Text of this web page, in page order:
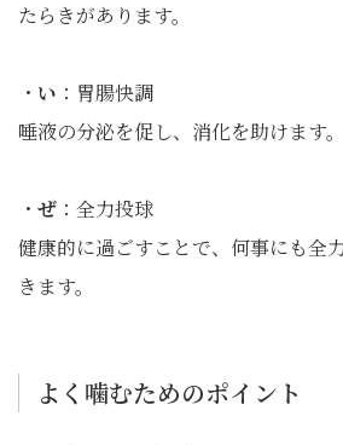
たらきがあります。
・ い ：胃腸快調
唾液の分泌を促し、消化を助けます。
・ ぜ ：全力投球
健康的に過ごすことで、何事にも全
きます。
よく噛むためのポイント